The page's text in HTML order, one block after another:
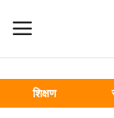
शिक्षण
मुख्य